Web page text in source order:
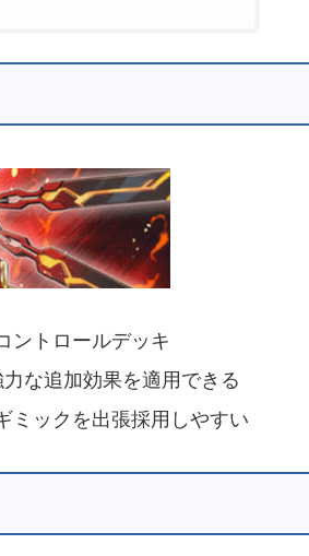
ントロールデッキ
な追加効果を適用できる
ミックを出張採用しやすい